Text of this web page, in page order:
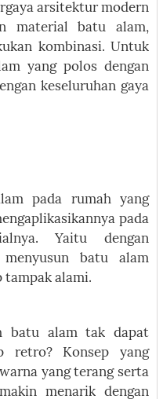
arsitektur modern
material batu alam,
kombinasi. Untuk
yang polos dengan
keseluruhan gaya
pada rumah yang
pada
Yaitu dengan
batu alam
alami.
batu alam tak dapat
retro? Konsep yang
yang terang serta
menarik dengan